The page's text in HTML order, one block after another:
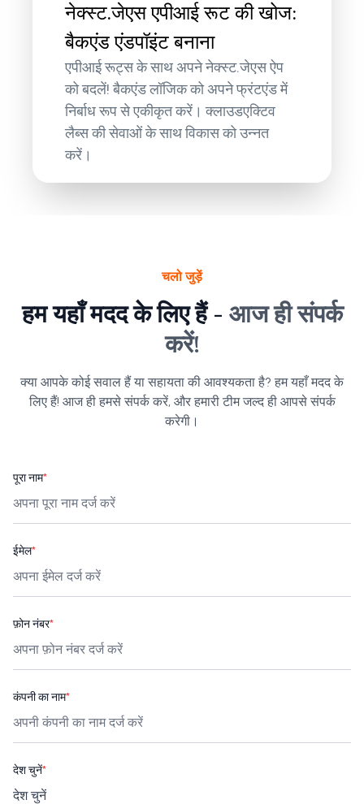
नेक्स्ट.जेएस एपीआई रूट की खोज:
बैकएंड एंडपॉइंट बनाना
एपीआई रूट्स के साथ अपने नेक्स्ट.जेएस ऐप
को बदलें! बैकएंड लॉजिक को अपने फ्रंटएंड में
निर्बाध रूप से एकीकृत करें। क्लाउडएक्टिव
लैब्स की सेवाओं के साथ विकास को उन्नत
करें।
चलो जुड़ें
हम यहाँ मदद के लिए हैं - आज ही संपर्क
करें!
क्या आपके कोई सवाल हैं या सहायता की आवश्यकता है? हम यहाँ मदद के
लिए हैं! आज ही हमसे संपर्क करें, और हमारी टीम जल्द ही आपसे संपर्क
करेगी।
पूरा नाम*
ईमेल*
फ़ोन नंबर*
कंपनी का नाम*
देश चुनें*